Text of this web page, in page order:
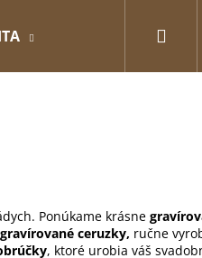
GRAVÍROVANÉ
Ponúkame krásne
gravírované ceruzky, ručne
, ktoré urobia váš